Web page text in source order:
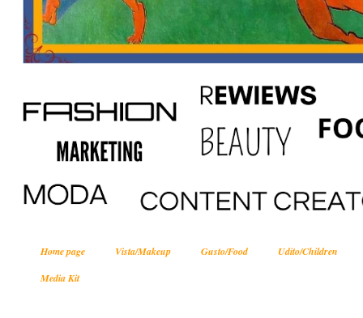
Home page Vista/Makeup Gusto/Food
Udito/Children
Media Kit